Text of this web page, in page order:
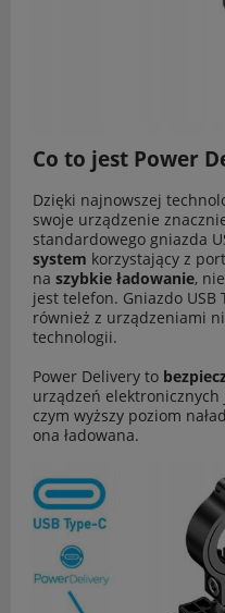
Co to jest Power
Dzięki najnowszej
swoje urządzenie
standardowego gniazda
system korzystający z
na szybkie ładowanie,
jest telefon. Gniazdo USB
również z urządzeniami
technologii.
Power Delivery to
urządzeń
czym wyższy poziom
ona ładowana.